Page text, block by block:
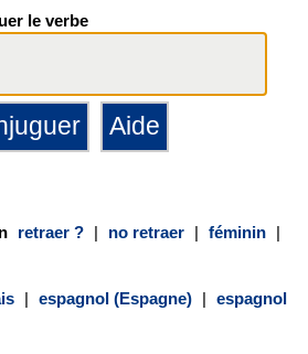
le verbe
retraer ? | no retraer | féminin |
| espagnol (Espagne) | espagnol